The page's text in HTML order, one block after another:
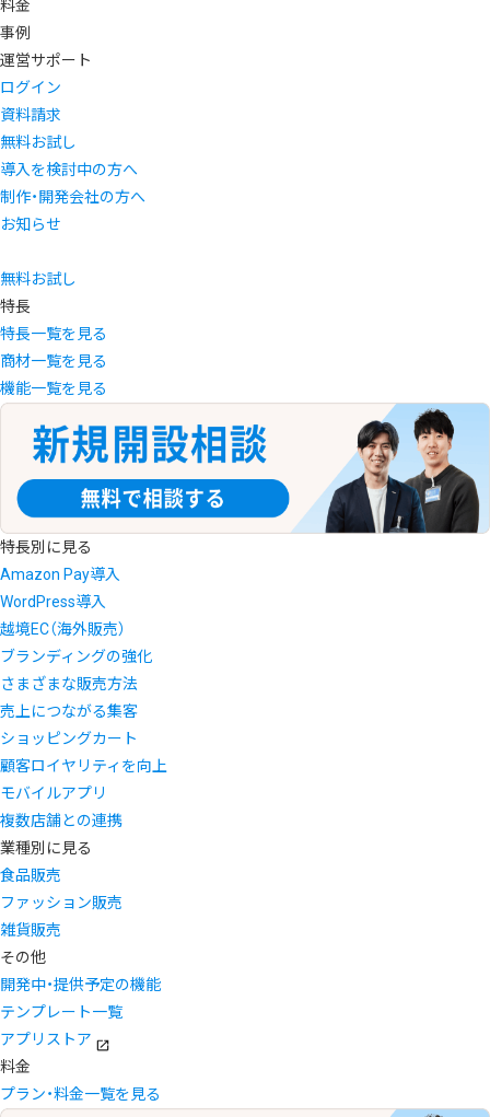
料金
事例
運営サポート
ログイン
資料請求
無料お試し
導入を検討中の方へ
制作・開発会社の方へ
お知らせ
無料お試し
特長
特長一覧を見る
商材一覧を見る
機能一覧を見る
特長別に見る
Amazon Pay導入
WordPress導入
越境EC（海外販売）
ブランディングの強化
さまざまな販売方法
売上につながる集客
ショッピングカート
顧客ロイヤリティを向上
モバイルアプリ
複数店舗との連携
業種別に見る
食品販売
ファッション販売
雑貨販売
その他
開発中・提供予定の機能
テンプレート一覧
アプリストア
料金
プラン・料金一覧を見る